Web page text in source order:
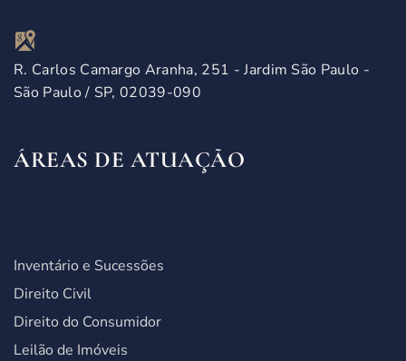
R. Carlos Camargo Aranha, 251 - Jardim São Paulo -
São Paulo / SP, 02039-090
ÁREAS DE ATUAÇÃO
Inventário e Sucessões
Direito Civil
Direito do Consumidor
Leilão de Imóveis